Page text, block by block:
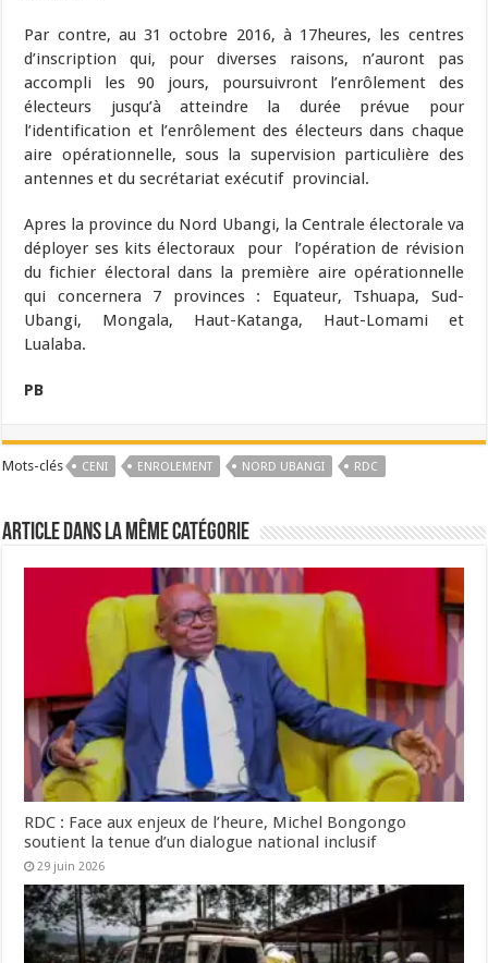
Par contre, au 31 octobre 2016, à 17heures, les centres
d’inscription qui, pour diverses raisons, n’auront pas
accompli les 90 jours, poursuivront l’enrôlement des
électeurs jusqu’à atteindre la durée prévue pour
l’identification et l’enrôlement des électeurs dans chaque
aire opérationnelle, sous la supervision particulière des
antennes et du secrétariat exécutif provincial.
Apres la province du Nord Ubangi, la Centrale électorale va
déployer ses kits électoraux pour l’opération de révision
du fichier électoral dans la première aire opérationnelle
qui concernera 7 provinces : Equateur, Tshuapa, Sud-
Ubangi, Mongala, Haut-Katanga, Haut-Lomami et
Lualaba.
PB
Mots-clés CENI ENROLEMENT NORD UBANGI RDC
Article dans la même catégorie
RDC : Face aux enjeux de l’heure, Michel Bongongo
soutient la tenue d’un dialogue national inclusif
29 juin 2026